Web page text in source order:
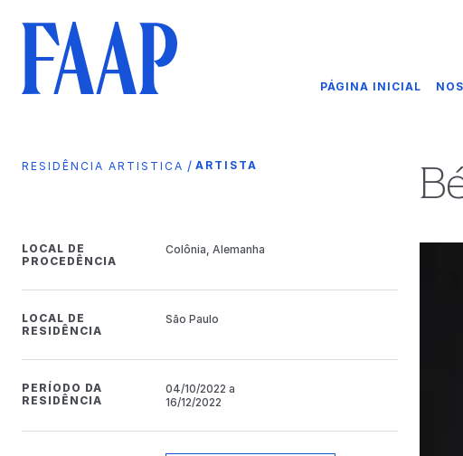
PÁGINA INICIAL
RESIDÊNCIA ARTISTICA / ARTISTA
LOCAL DE
PROCEDÊNCIA
Colônia, Alemanha
LOCAL DE
RESIDÊNCIA
São Paulo
PERÍODO DA
RESIDÊNCIA
04/10/2022 a
16/12/2022